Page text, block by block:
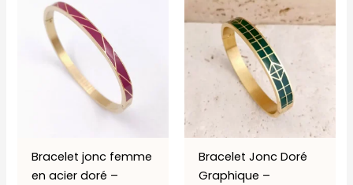
Bracelet jonc femme
en acier doré –
Bracelet Jonc Doré
Graphique –